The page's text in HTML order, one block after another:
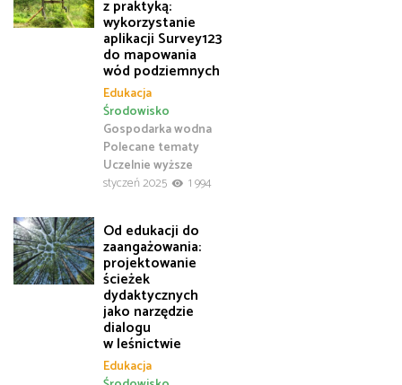
z praktyką:
wykorzystanie
aplikacji Survey123
do mapowania
wód podziemnych
Edukacja
Gospodarka wodna
Polecane tematy
Środowisko
Uczelnie wyższe
styczeń 2025
1 994
Od edukacji do
zaangażowania:
projektowanie
ścieżek
dydaktycznych
jako narzędzie
dialogu
w leśnictwie
Edukacja